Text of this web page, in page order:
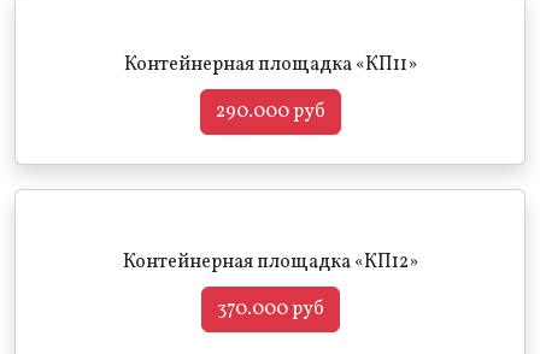
Контейнерная площадка «КП11»
290.000 руб
Контейнерная площадка «КП12»
370.000 руб